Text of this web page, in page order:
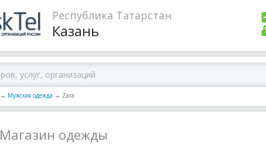
Республика Татарстан
Казань
→ Мужская одежда → Zara
Магазин одежды